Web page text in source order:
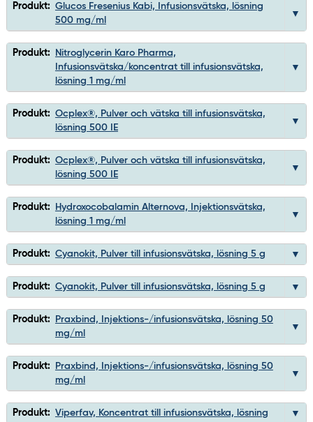
Produkt: Glucos Fresenius Kabi, Infusionsvätska, lösning
500 mg/ml
Produkt:
Nitroglycerin Karo Pharma,
Infusionsvätska/koncentrat till infusionsvätska,
lösning 1 mg/ml
Produkt: Ocplex®, Pulver och vätska till infusionsvätska,
lösning 500 IE
Produkt: Ocplex®, Pulver och vätska till infusionsvätska,
lösning 500 IE
Produkt:
Hydroxocobalamin Alternova, Injektionsvätska,
lösning 1 mg/ml
Produkt: Cyanokit, Pulver till infusionsvätska, lösning 5 g
Produkt: Cyanokit, Pulver till infusionsvätska, lösning 5 g
Produkt:
Praxbind, Injektions-/infusionsvätska, lösning 50
mg/ml
Produkt:
Praxbind, Injektions-/infusionsvätska, lösning 50
mg/ml
Produkt: Viperfav, Koncentrat till infusionsvätska, lösning